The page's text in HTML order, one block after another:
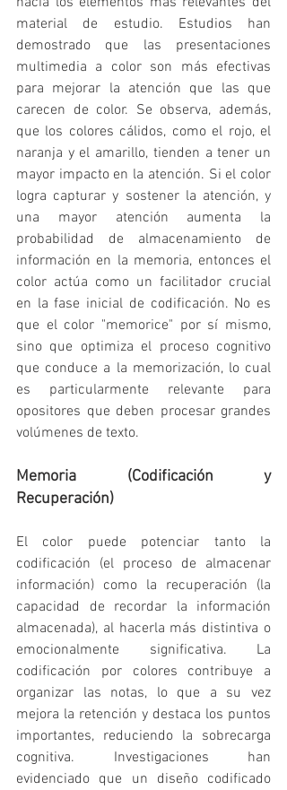
material de estudio. Estudios han
demostrado que las presentaciones
multimedia a color son más efectivas
para mejorar la atención que las que
carecen de color. Se observa, además,
que los colores cálidos, como el rojo, el
naranja y el amarillo, tienden a tener un
mayor impacto en la atención. Si el color
logra capturar y sostener la atención, y
una mayor atención aumenta la
probabilidad de almacenamiento de
información en la memoria, entonces el
color actúa como un facilitador crucial
en la fase inicial de codificación. No es
que el color "memorice" por sí mismo,
sino que optimiza el proceso cognitivo
que conduce a la memorización, lo cual
es particularmente relevante para
opositores que deben procesar grandes
volúmenes de texto.
Memoria (Codificación y
Recuperación)
El color puede potenciar tanto la
codificación (el proceso de almacenar
información) como la recuperación (la
capacidad de recordar la información
almacenada), al hacerla más distintiva o
emocionalmente significativa. La
codificación por colores contribuye a
organizar las notas, lo que a su vez
mejora la retención y destaca los puntos
importantes, reduciendo la sobrecarga
cognitiva. Investigaciones han
evidenciado que un diseño codificado